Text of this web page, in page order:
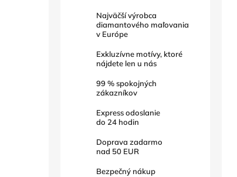
Najväčší výrobca
diamantového maľovania
v Európe
Exkluzívne motívy, ktoré
nájdete len u nás
99% spokojných
zákazníkov
Express odoslanie
do 24 hodin
Doprava zadarmo
nad 50 EUR
Bezpečný nákup